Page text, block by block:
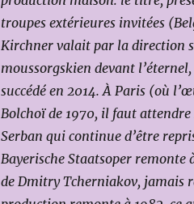
troupes extérieures invitées
Kirchner valait par la direction
moussorgskien devant
succédé en 2014. À Paris (où
Bolchoï de 1970, il faut
Serban qui continue d’être
Bayerische Staatsoper remonte
de Dmitry Tcherniakov, jamais